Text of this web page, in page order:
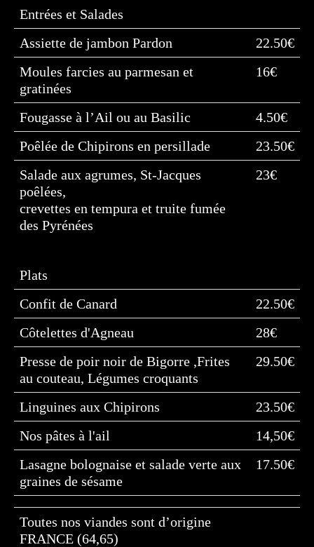
Entrées et Salades
Assiette de jambon Pardon
22.50€
Moules farcies au parmesan et
gratinées
16€
Fougasse à l’Ail ou au Basilic
4.50€
Poêlée de Chipirons en persillade
23.50€
Salade aux agrumes, St-Jacques
poêlées,
crevettes en tempura et truite fumée
des Pyrénées
23€
Plats
Confit de Canard
22.50€
Côtelettes d'Agneau
28€
Presse de poir noir de Bigorre ,Frites
au couteau, Légumes croquants
29.50€
Linguines aux Chipirons
23.50€
Nos pâtes à l'ail
14,50€
Lasagne bolognaise et salade verte aux
graines de sésame
17.50€
Toutes nos viandes sont d’origine
FRANCE (64,65)